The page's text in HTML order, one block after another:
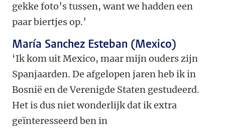
gekke foto’s tussen, want we hadden een
paar biertjes op.’
María Sanchez Esteban (Mexico)
‘Ik kom uit Mexico, maar mijn ouders zijn
Spanjaarden. De afgelopen jaren heb ik in
Bosnië en de Verenigde Staten gestudeerd.
Het is dus niet wonderlijk dat ik extra
geïnteresseerd ben in